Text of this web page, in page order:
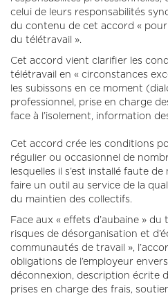
celui de leurs responsabilités
du contenu de cet accord «
du télétravail ».
Cet accord vient clarifier les
télétravail en « circonstances
les subissons en ce moment
professionnel, prise en charge
face à l’isolement, information
Cet accord crée les conditions
régulier ou occasionnel de
lesquelles il s’est installé faute
faire un outil au service de la
du maintien des collectifs.
Face aux « effets d’aubaine » du
risques de désorganisation et
communautés de travail »,
obligations de l’employeur
déconnexion, description écrite
prises en charge des frais,